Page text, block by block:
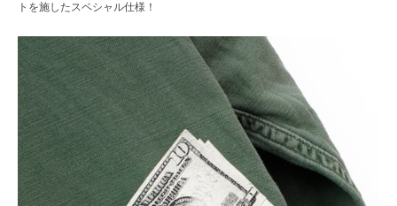
トを施したスペシャル仕様！